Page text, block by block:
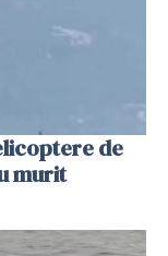
de
murit